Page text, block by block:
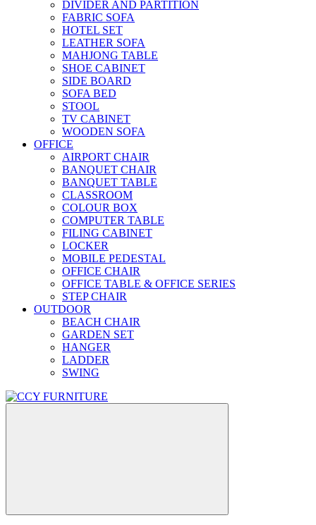
DIVIDER AND PARTITION
FABRIC SOFA
HOTEL SET
LEATHER SOFA
MAHJONG TABLE
SHOE CABINET
SIDE BOARD
SOFA BED
STOOL
TV CABINET
WOODEN SOFA
OFFICE
AIRPORT CHAIR
BANQUET CHAIR
BANQUET TABLE
CLASSROOM
COLOUR BOX
COMPUTER TABLE
FILING CABINET
LOCKER
MOBILE PEDESTAL
OFFICE CHAIR
OFFICE TABLE & OFFICE SERIES
STEP CHAIR
OUTDOOR
BEACH CHAIR
GARDEN SET
HANGER
LADDER
SWING